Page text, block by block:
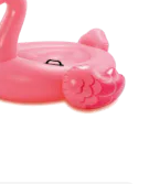
mélanger des
chimiques.